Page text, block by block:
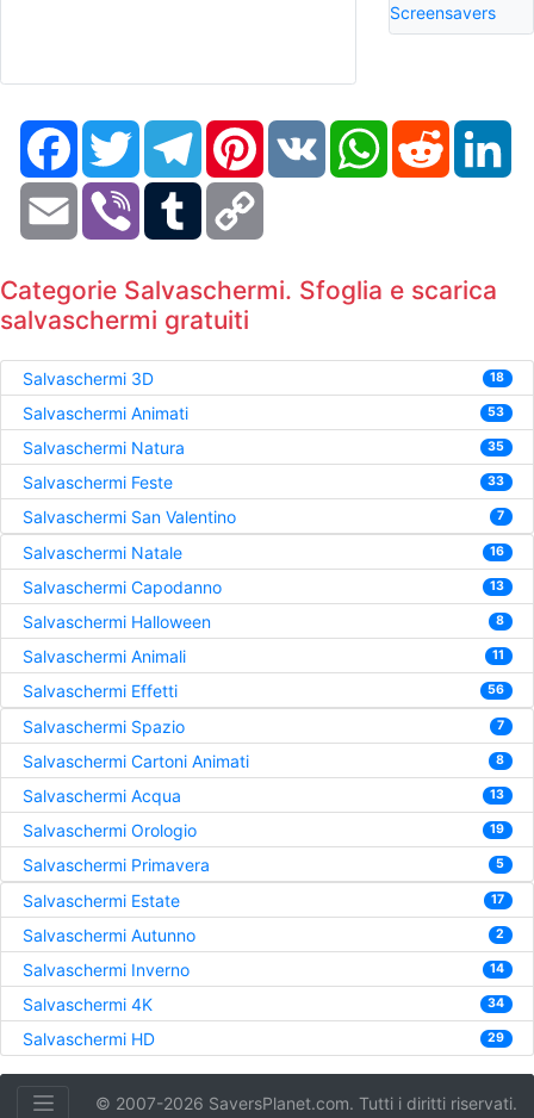
Screensavers
FacebookTwitter TelegramPinterestVK WhatsAppReddit
Email Viber Tumblr
Categorie Salvaschermi. Sfoglia e scarica
salvaschermi gratuiti
Salvaschermi 3D 18
Salvaschermi Animati 53
Salvaschermi Natura 35
Salvaschermi Feste 33
Salvaschermi San Valentino 7
Salvaschermi Natale 16
Salvaschermi Capodanno 13
Salvaschermi Halloween 8
Salvaschermi Animali 11
Salvaschermi Effetti 56
Salvaschermi Spazio 7
Salvaschermi Cartoni Animati 8
Salvaschermi Acqua 13
Salvaschermi Orologio 19
Salvaschermi Primavera 5
Salvaschermi Estate 17
Salvaschermi Autunno 2
Salvaschermi Inverno 14
Salvaschermi 4K 34
Salvaschermi HD 29
© 2007-2026 SaversPlanet.com. Tutti i diritti riservati.